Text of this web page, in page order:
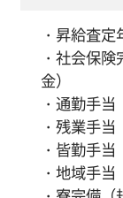
・昇給査定
・社会保
金）
・通勤手当
・残業手当
・皆勤手当
・地域手当